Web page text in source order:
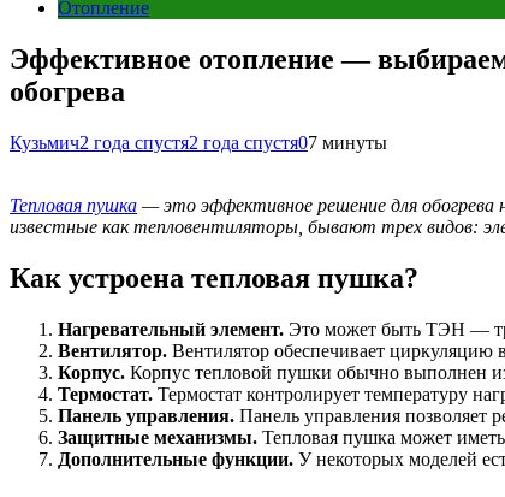
Отопление
Эффективное отопление —
обогрева
Кузьмич2 года спустя2 года спустя07 минуты
Тепловая пушка — это эффективное решение для
известные как тепловентиляторы, бывают трех видов:
Как устроена тепловая пушка?
Нагревательный элемент. Это может быть ТЭН —
Вентилятор. Вентилятор обеспечивает циркуляцию
Корпус. Корпус тепловой пушки обычно выполнен
Термостат. Термостат контролирует температуру
Панель управления. Панель управления позволяет
Защитные механизмы. Тепловая пушка может
Дополнительные функции. У некоторых моделей